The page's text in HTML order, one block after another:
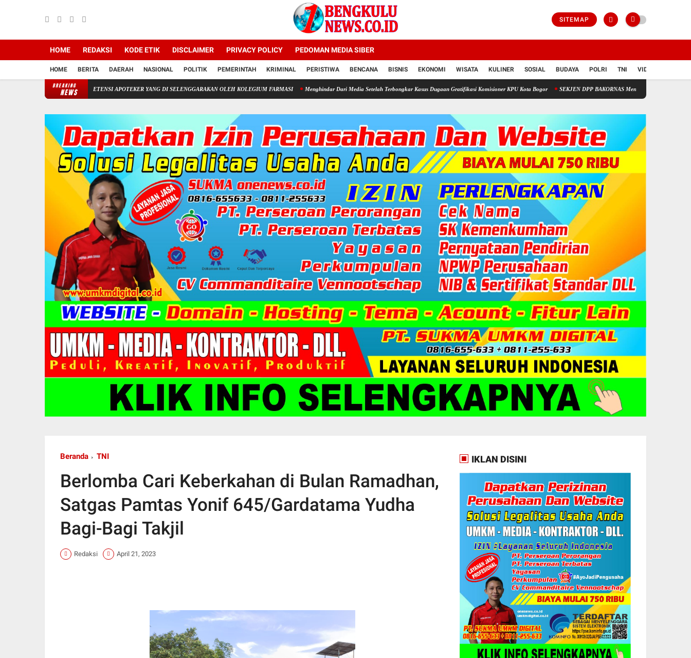
SITEMAP
HOME REDAKSI KODE ETIK DISCLAIMER PRIVACY POLICY PEDOMAN MEDIA SIBER
HOME BERITA DAERAH NASIONAL POLITIK PEMERINTAH KRIMINAL PERISTIWA BENCANA BISNIS EKONOMI WISATA KULINER SOSIAL BUDAYA POLRI TNI VIDIO
BREAKING
NEWS
KOMPETENSI APOTEKER YANG DI SELENGGARAKAN OLEH KOLEGIUM FARMASI Menghindar Dari Media Setelah Terbongkar Kasus Dugaan Gratifikasi Komisioner KPU Kota Bogor SEKJEN DPP BAKORNAS Menilai Dana Desa Kabupaten Bekasi
Beranda TNI
Berlomba Cari Keberkahan di Bulan Ramadhan,
Satgas Pamtas Yonif 645/Gardatama Yudha
Bagi-Bagi Takjil
Redaksi April 21, 2023
IKLAN DISINI